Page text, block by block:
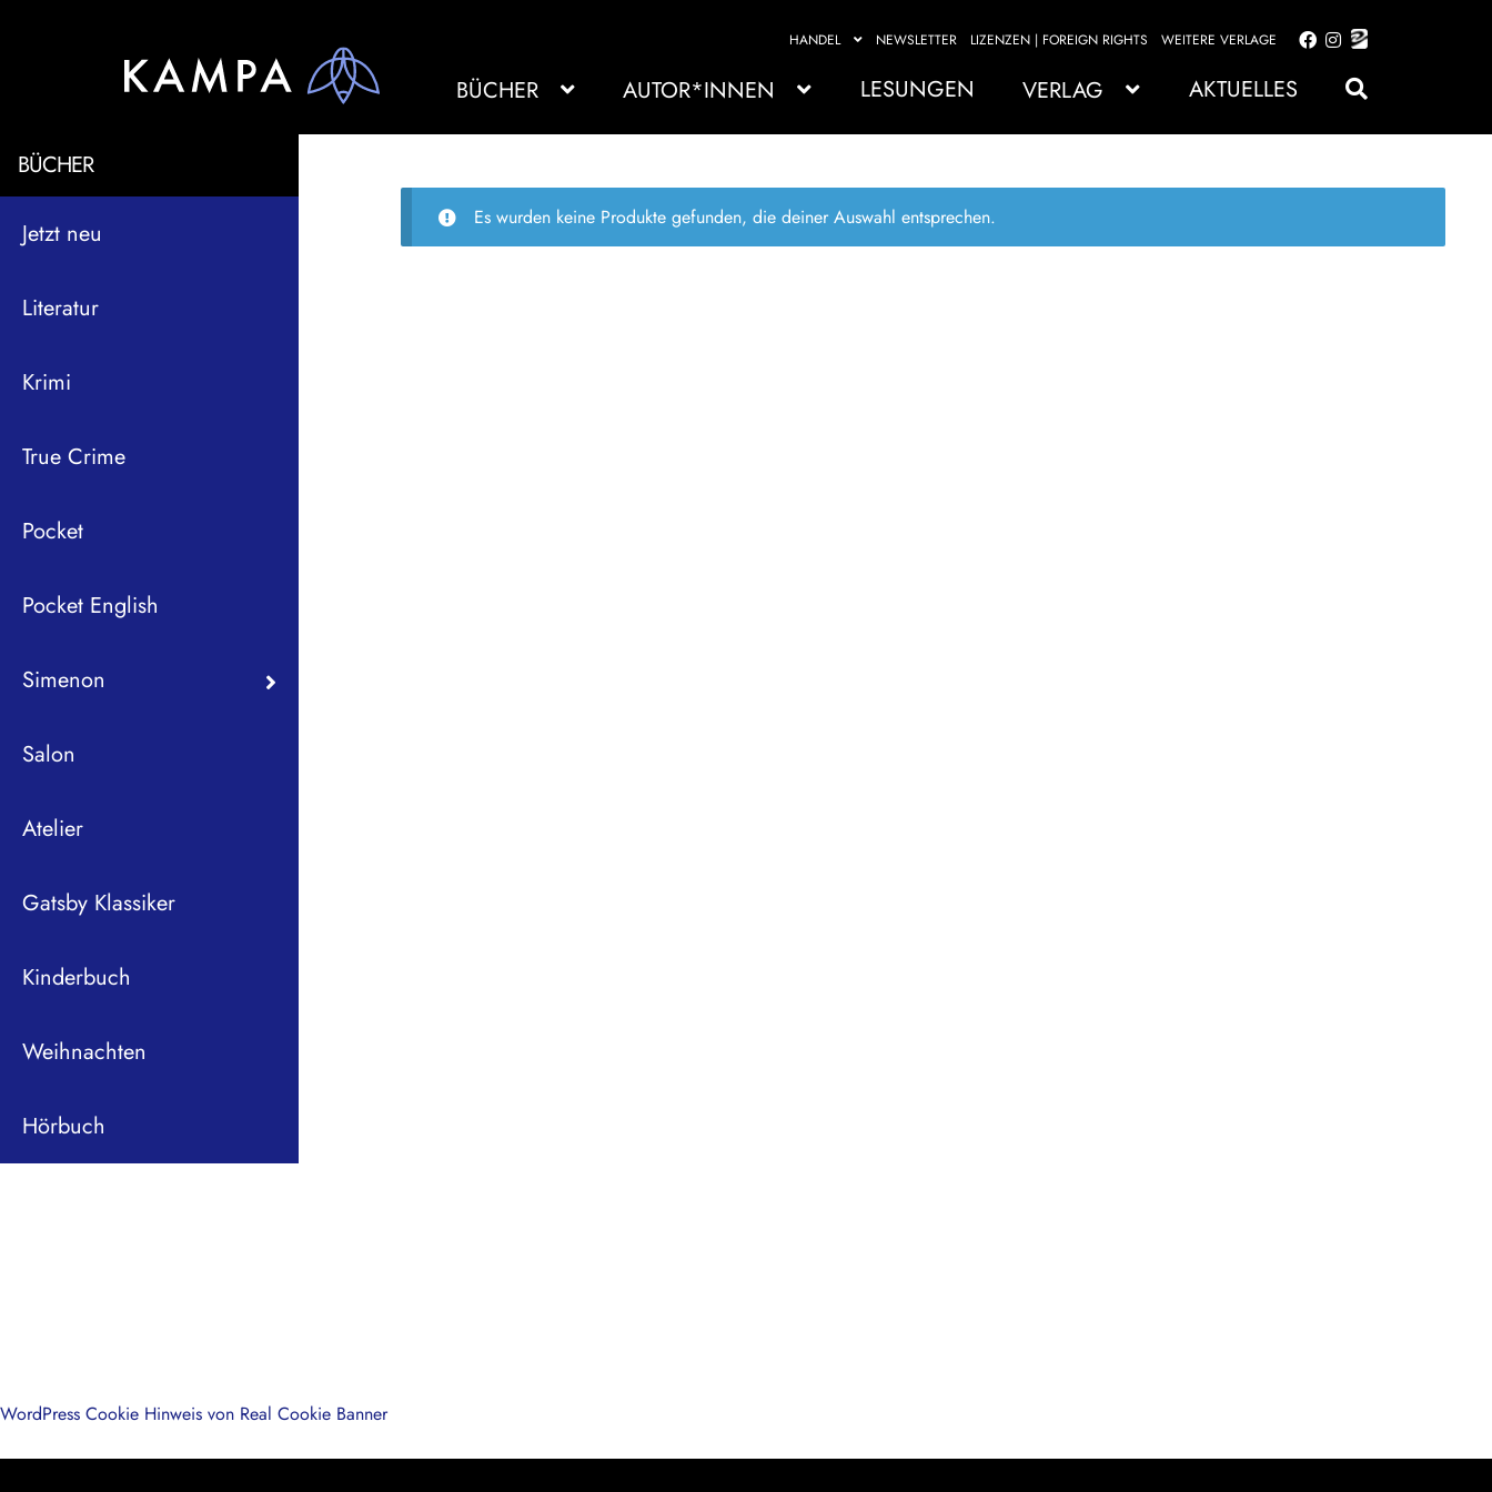
HANDEL NEWSLETTER LIZENZEN | FOREIGN RIGHTS WEITERE VERLAGE
Zur
springen
Zum
springen
BÜCHER AUTOR*INNEN LESUNGEN VERLAG AKTUELLES
BÜCHER
Jetzt neu
Literatur
Krimi
True Crime
Pocket
Pocket English
Simenon
Salon
Atelier
Gatsby Klassiker
Kinderbuch
Weihnachten
Hörbuch
Es wurden keine Produkte gefunden, die deiner Auswahl entsprechen.
WordPress Cookie Hinweis von Real Cookie Banner